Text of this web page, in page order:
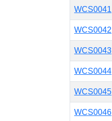
WCS0041
WCS0042
WCS0043
WCS0044
WCS0045
WCS0046